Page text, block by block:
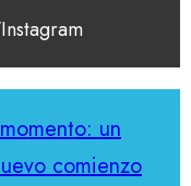
un
comienzo